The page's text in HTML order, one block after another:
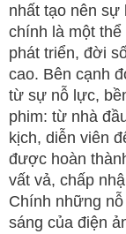
nhất tạo nên sự
chính là một
phát triển, đời
cao. Bên cạnh
từ sự nỗ lực,
phim: từ nhà
kịch, diễn viên
được hoàn
vất vả, chấp
Chính những
sáng của điện